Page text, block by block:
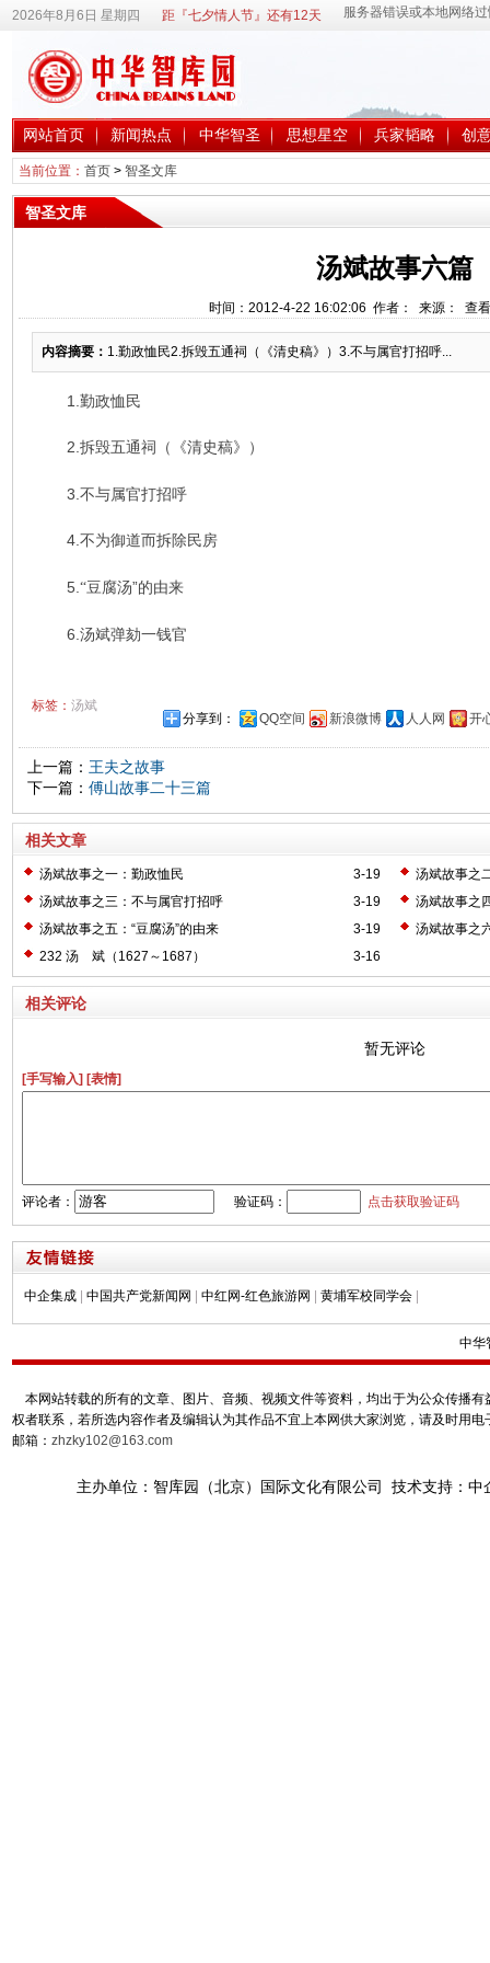
2026年8月6日 星期四 距『七夕情人节』还有12天
网站首页 新闻热点 中华智圣 思想星空 兵家韬略 创
当前位置： 首页> 智圣文库
智圣文库
汤斌故事六篇
时间：2012-4-22 16:02:06 作者： 来源： 查
内容摘要： 1.勤政恤民2.拆毁五通祠（《清史稿》）3.不与属官打招呼...
1.勤政恤民
2.拆毁五通祠（《清史稿》）
3.不与属官打招呼
4.不为御道而拆除民房
5. “豆腐汤”的由来
6.汤斌弹劾一钱官
标签： 汤斌
分享到：
QQ空间 新浪微博 人人网 开
上一篇： 王夫之故事
下一篇： 傅山故事二十三篇
相关文章
3-19
汤斌故事之一：勤政恤民
汤斌故事之
3-19
汤斌故事之三：不与属官打招呼
汤斌故事之
3-19
汤斌故事之五：“豆腐汤”的由来
汤斌故事之
3-16
232 汤 斌（1627～1687）
相关评论
暂无评论
[手写输入] [表情]
评论者： 验证码： 点击获取验证码
中企集成 中国共产党新闻网 中红网-红色旅游网 黄埔军校同学会
中华
本网站转载的所有的文章、图片、音频、视频文件等资料，均出于为公众传播
权者联系，若所选内容作者及编辑认为其作品不宜上本网供大家浏览，请及时用
邮箱： zhzky102@163.com
主办单位：智库园（北京）国际文化有限公司 技术支持：